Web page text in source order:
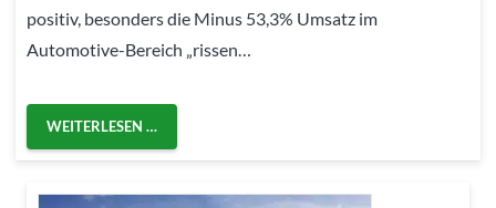
positiv, besonders die Minus 53,3% Umsatz im
Automotive-Bereich „rissen…
WEITERLESEN …